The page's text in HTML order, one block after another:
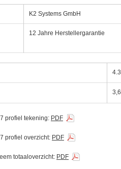
K2 Systems GmbH
12 Jahre Herstellergarantie
profiel tekening: PDF
profiel overzicht: PDF
totaaloverzicht: PDF